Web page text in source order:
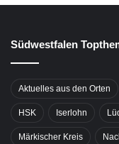
Südwestfalen
Aktuelles aus den Orten
HSK Iserlohn
Märkischer Kreis